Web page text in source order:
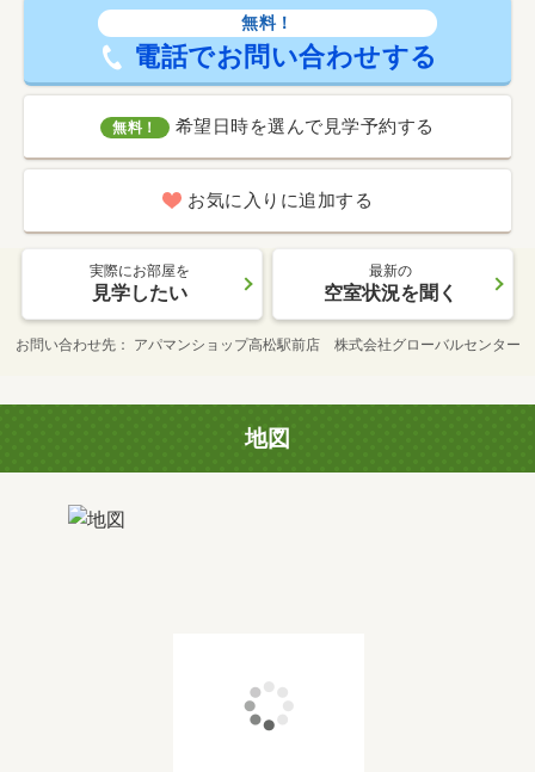
無料！
電話でお問い合わせする
無料！ 希望日時を選んで見学予約する
お気に入りに追加する
実際にお部屋を
見学したい
最新の
空室状況を聞く
お問い合わせ先 アパマンショップ高松駅前店 株式会社グローバルセンター
地図